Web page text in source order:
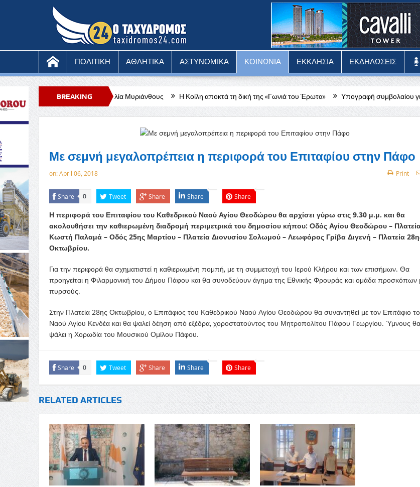
ΠΟΛΙΤΙΚΗ ΑΘΛΗΤΙΚΑ ΑΣΤΥΝΟΜΙΚΑ ΚΟΙΝΩΝΙΑ ΕΚΚΛΗΣΙΑ ΕΚΔΗΛΩΣΕΙΣ
BREAKING
NEWS
των Ζώων, Ηλία Μυριάνθους Η Κοίλη αποκτά τη δική της «Γωνιά του Έρωτα» Υπογραφή συμβολαίου για το έργο
Με σεμνή μεγαλοπρέπεια η περιφορά του Επιταφίου στην Πάφο
on:April 06, 2018 Print
Share 0 Tweet Share Share Share
Η περιφορά του Επιταφίου του Καθεδρικού Ναού Αγίου Θεοδώρου θα αρχίσει γύρω στις 9.30 μ.μ. και θα
ακολουθήσει την καθιερωμένη διαδρομή περιμετρικά του δημοσίου κήπου: Οδός Αγίου Θεοδώρου –
Κωστή Παλαμά – Οδός 25ης Μαρτίου – Πλατεία Διονυσίου Σολωμού – Λεωφόρος Γρίβα Διγενή – Πλατεία
Οκτωβρίου.
Για την περιφορά θα σχηματιστεί η καθιερωμένη πομπή, με τη συμμετοχή του Ιερού Κλήρου και των επισήμων. Θα
προηγείται η Φιλαρμονική του Δήμου Πάφου και θα συνοδεύουν άγημα της Εθνικής Φρουράς και ομάδα προσκόπων
πυρσούς.
Στην Πλατεία 28ης Οκτωβρίου, ο Επιτάφιος του Καθεδρικού Ναού Αγίου Θεοδώρου θα συναντηθεί με τον Επιτάφιο
Ναού Αγίου Κενδέα και θα ψαλεί δέηση από εξέδρα, χοροστατούντος του Μητροπολίτου Πάφου Γεωργίου. Ύμνους θα
ψάλει η Χορωδία του Μουσικού Ομίλου Πάφου.
Share 0 Tweet Share Share Share
RELATED ARTICLES